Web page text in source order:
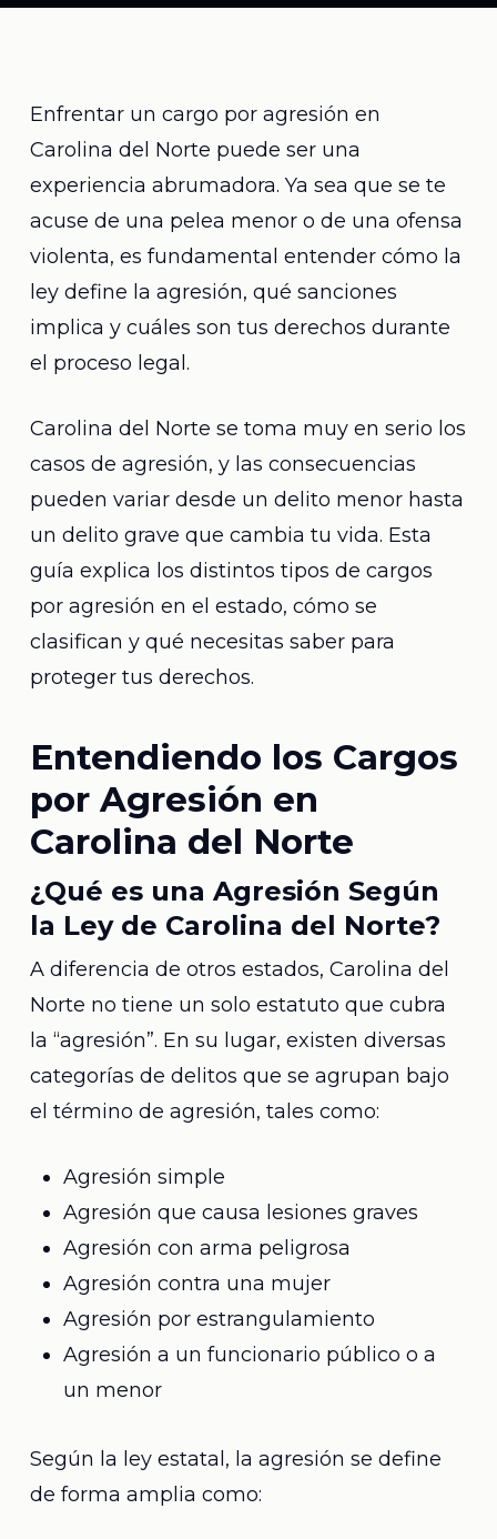
Enfrentar un cargo por agresión en
Carolina del Norte puede ser una
experiencia abrumadora. Ya sea que se te
acuse de una pelea menor o de una ofensa
violenta, es fundamental entender cómo la
ley define la agresión, qué sanciones
implica y cuáles son tus derechos durante
el proceso legal.
Carolina del Norte se toma muy en serio los
casos de agresión, y las consecuencias
pueden variar desde un delito menor hasta
un delito grave que cambia tu vida. Esta
guía explica los distintos tipos de cargos
por agresión en el estado, cómo se
clasifican y qué necesitas saber para
proteger tus derechos.
Entendiendo los Cargos
por Agresión en
Carolina del Norte
¿Qué es una Agresión Según
la Ley de Carolina del Norte?
A diferencia de otros estados, Carolina del
Norte no tiene un solo estatuto que cubra
la “agresión”. En su lugar, existen diversas
categorías de delitos que se agrupan bajo
el término de agresión, tales como:
Agresión simple
Agresión que causa lesiones graves
Agresión con arma peligrosa
Agresión contra una mujer
Agresión por estrangulamiento
Agresión a un funcionario público o a
un menor
Según la ley estatal, la agresión se define
de forma amplia como: